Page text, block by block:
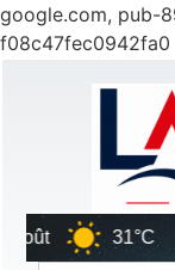
google.com, pub-
f08c47fec0942fa0
31°C